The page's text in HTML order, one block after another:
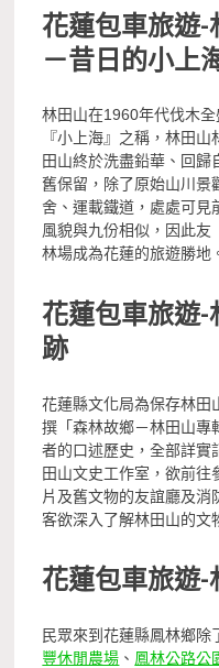
花蓮包車旅遊
－昔日的小上
林田山在1960年代伐木
『小上海』之稱，林田
田山終於洗盡鉛華、回歸
舊保留，除了原始山川景
舍、運載鐵道，處處可見
風貌與九份相似，因此友
林場成為花蓮的旅遊勝地
花蓮包車旅遊
跡
花蓮縣文化局為保存林田
撰「森林故鄉－林田山專
者的口述歷史，全部詳實
田山文史工作室，欲前往
片及舊文物的友誼廳及
客欲深入了解林田山的文
花蓮包車旅遊
民眾來到花蓮縣鳳林鄉
豐休閒農場 、 鳳林公路公